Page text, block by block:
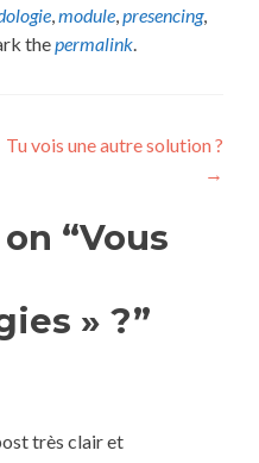
,module,presencing,
thepermalink.
Tu vois une autre solution ?
→
“Vous
» ?”
très clair et